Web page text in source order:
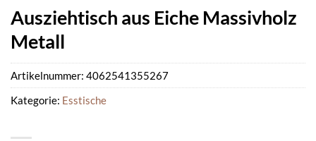
Ausziehtisch aus Eiche Massivholz
Metall
Artikelnummer: 4062541355267
Kategorie: Esstische